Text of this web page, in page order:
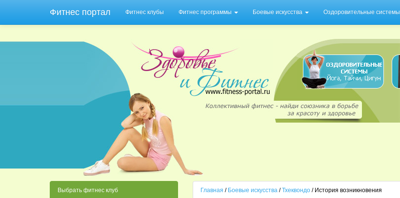
Фитнес портал Фитнес клубы Фитнес программы Боевые искусства Оздоровительные системы
Выбрать фитнес клуб Главная / Боевые искусства/Тхеквондо/ История возникновения